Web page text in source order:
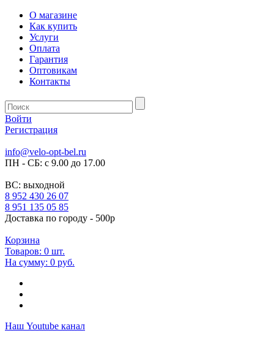
О магазине
Как купить
Услуги
Оплата
Гарантия
Оптовикам
Контакты
Войти
Регистрация
info@velo-opt-bel.ru
ПН - СБ: с 9.00 до 17.00
ВС: выходной
8 952 430 26 07
8 951 135 05 85
Доставка по городу - 500р
Корзина
Товаров: 0 шт.
На сумму: 0 руб.
Наш Youtube канал